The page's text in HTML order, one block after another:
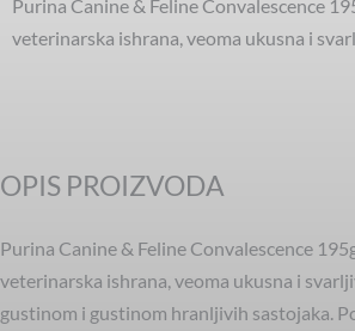
Purina Canine & Feline Convalescence
veterinarska ishrana, veoma ukusna i
OPIS PROIZVODA
Purina Canine & Feline Convalescence
veterinarska ishrana, veoma ukusna i
gustinom i gustinom hranljivih sastojaka.